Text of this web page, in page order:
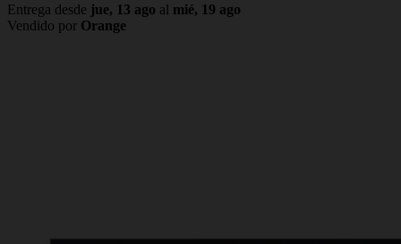
Entrega desde jue, 13 ago al mié, 19 ago
Vendido por Orange